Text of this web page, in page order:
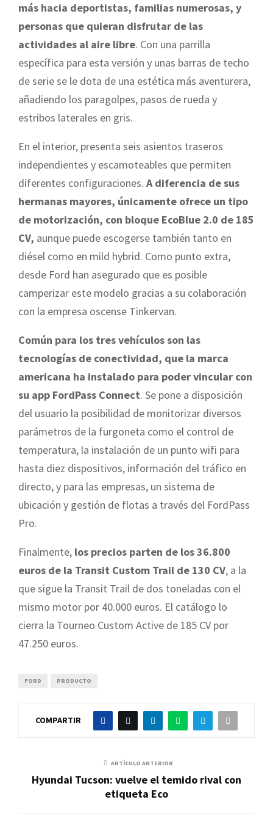
más hacia deportistas, familias numerosas, y
personas que quieran disfrutar de las
actividades al aire libre. Con una parrilla
específica para esta versión y unas barras de techo
de serie se le dota de una estética más aventurera,
añadiendo los paragolpes, pasos de rueda y
estribos laterales en gris.
En el interior, presenta seis asientos traseros
independientes y escamoteables que permiten
diferentes configuraciones. A diferencia de sus
hermanas mayores, únicamente ofrece un tipo
de motorización, con bloque EcoBlue 2.0 de 185
CV, aunque puede escogerse también tanto en
diésel como en mild hybrid. Como punto extra,
desde Ford han asegurado que es posible
camperizar este modelo gracias a su colaboración
con la empresa oscense Tinkervan.
Común para los tres vehículos son las
tecnologías de conectividad, que la marca
americana ha instalado para poder vincular con
su app FordPass Connect. Se pone a disposición
del usuario la posibilidad de monitorizar diversos
parámetros de la furgoneta como el control de
temperatura, la instalación de un punto wifi para
hasta diez dispositivos, información del tráfico en
directo, y para las empresas, un sistema de
ubicación y gestión de flotas a través del FordPass
Pro.
Finalmente, los precios parten de los 36.800
euros de la Transit Custom Trail de 130 CV, a la
que sigue la Transit Trail de dos toneladas con el
mismo motor por 40.000 euros. El catálogo lo
cierra la Tourneo Custom Active de 185 CV por
47.250 euros.
FORD PRODUCTO
COMPARTIR
ARTÍCULO ANTERIOR
Hyundai Tucson: vuelve el temido rival con
etiqueta Eco